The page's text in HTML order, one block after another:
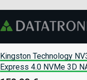
Kingston Technology
Express 4.0 NVMe 3D